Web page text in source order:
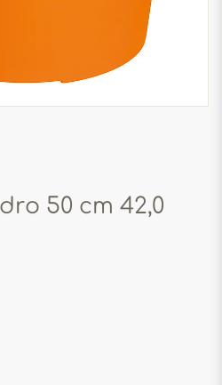
50 cm 42,0